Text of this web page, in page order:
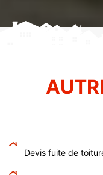
Devis fuite de